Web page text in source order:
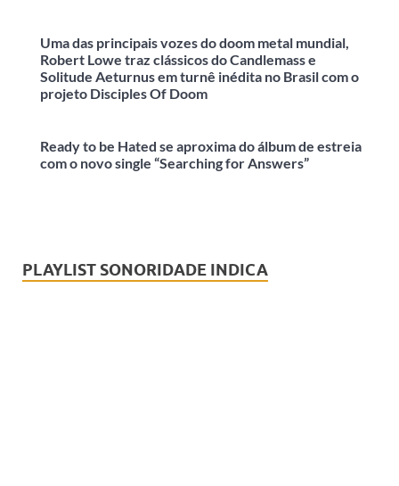
Uma das principais vozes do doom metal mundial,
Robert Lowe traz clássicos do Candlemass e
Solitude Aeturnus em turnê inédita no Brasil com o
projeto Disciples Of Doom
Ready to be Hated se aproxima do álbum de estreia
com o novo single “Searching for Answers”
PLAYLIST SONORIDADE INDICA